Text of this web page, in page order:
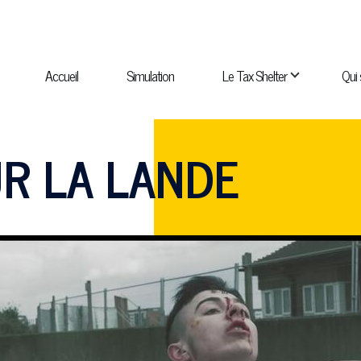
Accueil Simulation Le Tax Shelter
navigation Qui sommes-nous ?sous-navigation Catalogue
LA LANDE